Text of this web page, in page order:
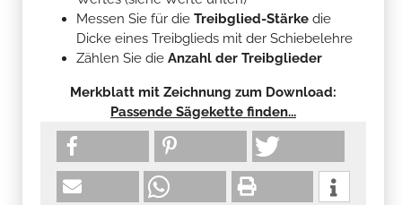
Messen Sie für die Treibglied-Stärke die
Dicke eines Treibglieds mit der Schiebelehre
Zählen Sie die Anzahl der Treibglieder
Merkblatt mit Zeichnung zum Download:
Passende Sägekette finden...